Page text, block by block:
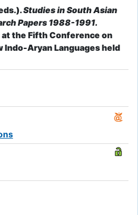
Studies in South Asian
Papers 1988-1991.
the Fifth Conference on
Indo-Aryan Languages held